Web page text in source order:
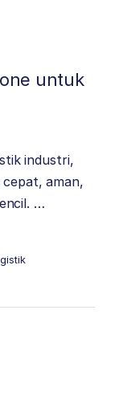
untuk
industri,
aman,
…